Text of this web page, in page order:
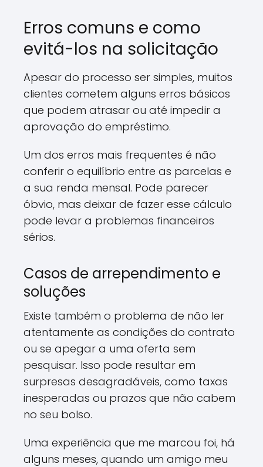
Erros comuns e como
evitá-los na solicitação
Apesar do processo ser simples, muitos
clientes cometem alguns erros básicos
que podem atrasar ou até impedir a
aprovação do empréstimo.
Um dos erros mais frequentes é não
conferir o equilíbrio entre as parcelas e
a sua renda mensal. Pode parecer
óbvio, mas deixar de fazer esse cálculo
pode levar a problemas financeiros
sérios.
Casos de arrependimento e
soluções
Existe também o problema de não ler
atentamente as condições do contrato
ou se apegar a uma oferta sem
pesquisar. Isso pode resultar em
surpresas desagradáveis, como taxas
inesperadas ou prazos que não cabem
no seu bolso.
Uma experiência que me marcou foi, há
alguns meses, quando um amigo meu